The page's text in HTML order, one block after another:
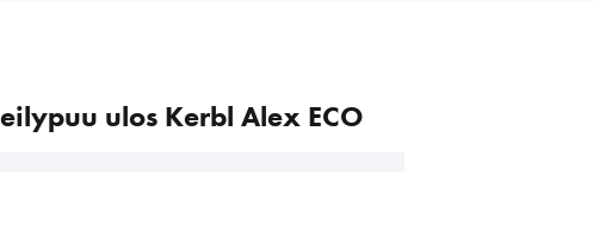
ulos Kerbl Alex ECO